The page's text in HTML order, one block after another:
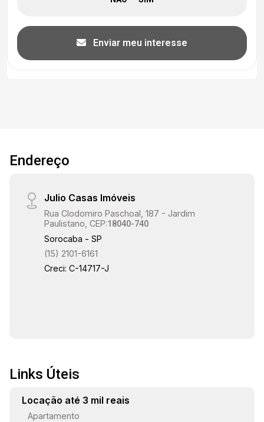
Enviar meu interesse
Endereço
Julio Casas Imóveis
Rua Clodomiro Paschoal, 187 - Jardim
Paulistano, CEP:18040-740
Sorocaba - SP
(15) 2101-6161
Creci: C-14717-J
Links Úteis
Locação até 3 mil reais
Apartamento